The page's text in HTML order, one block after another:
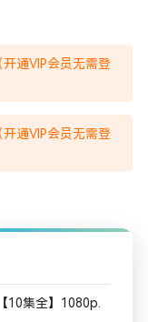
通VIP会员无需登
通VIP会员无需登
10集全】1080p.